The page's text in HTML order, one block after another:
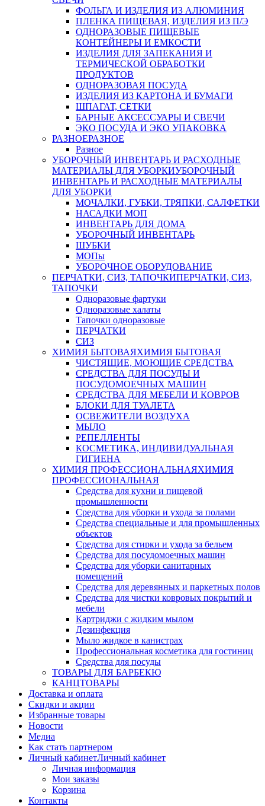
ФОЛЬГА И ИЗДЕЛИЯ ИЗ АЛЮМИНИЯ
ПЛЕНКА ПИЩЕВАЯ, ИЗДЕЛИЯ ИЗ П/Э
ОДНОРАЗОВЫЕ ПИЩЕВЫЕ
КОНТЕЙНЕРЫ И ЕМКОСТИ
ИЗДЕЛИЯ ДЛЯ ЗАПЕКАНИЯ И
ТЕРМИЧЕСКОЙ ОБРАБОТКИ
ПРОДУКТОВ
ОДНОРАЗОВАЯ ПОСУДА
ИЗДЕЛИЯ ИЗ КАРТОНА И БУМАГИ
ШПАГАТ, СЕТКИ
БАРНЫЕ АКСЕССУАРЫ И СВЕЧИ
ЭКО ПОСУДА И ЭКО УПАКОВКА
РАЗНОЕРАЗНОЕ
Разное
УБОРОЧНЫЙ ИНВЕНТАРЬ И РАСХОДНЫЕ
МАТЕРИАЛЫ ДЛЯ УБОРКИУБОРОЧНЫЙ
ИНВЕНТАРЬ И РАСХОДНЫЕ МАТЕРИАЛЫ
ДЛЯ УБОРКИ
МОЧАЛКИ, ГУБКИ, ТРЯПКИ, САЛФЕТКИ
НАСАДКИ МОП
ИНВЕНТАРЬ ДЛЯ ДОМА
УБОРОЧНЫЙ ИНВЕНТАРЬ
ШУБКИ
МОПы
УБОРОЧНОЕ ОБОРУДОВАНИЕ
ПЕРЧАТКИ, СИЗ, ТАПОЧКИПЕРЧАТКИ, СИЗ,
ТАПОЧКИ
Одноразовые фартуки
Одноразовые халаты
Тапочки одноразовые
ПЕРЧАТКИ
СИЗ
ХИМИЯ БЫТОВАЯХИМИЯ БЫТОВАЯ
ЧИСТЯЩИЕ, МОЮЩИЕ СРЕДСТВА
СРЕДСТВА ДЛЯ ПОСУДЫ И
ПОСУДОМОЕЧНЫХ МАШИН
СРЕДСТВА ДЛЯ МЕБЕЛИ И КОВРОВ
БЛОКИ ДЛЯ ТУАЛЕТА
ОСВЕЖИТЕЛИ ВОЗДУХА
МЫЛО
РЕПЕЛЛЕНТЫ
КОСМЕТИКА, ИНДИВИДУАЛЬНАЯ
ГИГИЕНА
ХИМИЯ ПРОФЕССИОНАЛЬНАЯХИМИЯ
ПРОФЕССИОНАЛЬНАЯ
Средства для кухни и пищевой
промышленности
Средства для уборки и ухода за полами
Средства специальные и для промышленных
объектов
Средства для стирки и ухода за бельем
Средства для посудомоечных машин
Средства для уборки санитарных
помещений
Средства для деревянных и паркетных полов
Средства для чистки ковровых покрытий и
мебели
Картриджи с жидким мылом
Дезинфекция
Мыло жидкое в канистрах
Профессиональная косметика для гостиниц
Средства для посуды
ТОВАРЫ ДЛЯ БАРБЕКЮ
КАНЦТОВАРЫ
Доставка и оплата
Скидки и акции
Избранные товары
Новости
Медиа
Как стать партнером
Личный кабинетЛичный кабинет
Личная информация
Мои заказы
Корзина
Контакты